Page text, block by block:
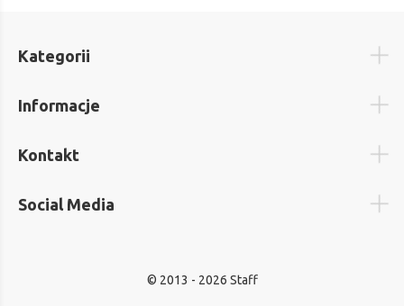
Kategorii
Informacje
Kontakt
Social Media
© 2013 - 2026 Staff